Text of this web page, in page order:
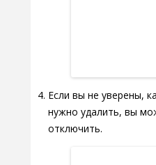
Если вы не уверены,
нужно удалить, вы
отключить.